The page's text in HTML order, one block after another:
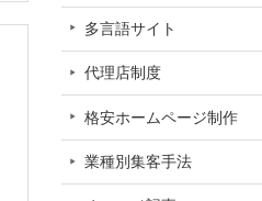
「海
多言語サイト
代理店制度
格安ホームページ制作
業種別集客手法